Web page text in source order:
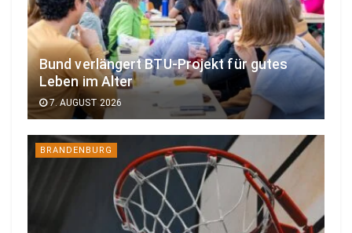
Bund verlängert BTU-Projekt für gutes
Leben im Alter
7. AUGUST 2026
BRANDENBURG